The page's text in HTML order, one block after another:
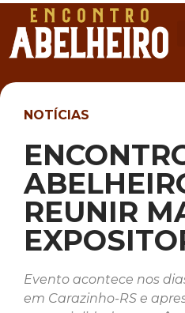
NOTÍCIAS
REUNIR
Evento acontece nos
em Carazinho-RS e